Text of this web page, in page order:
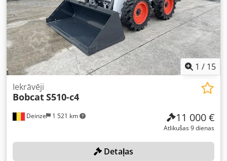
1 / 15
Deinze 1 521 km
Iekrāvēji
BobcatS510-c4
11 000 €
Atlikušas 9 dienas
Detaļas